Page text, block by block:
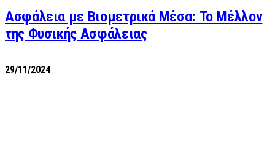
Ασφάλεια με Βιομετρικά Μέσα: Το Μέλλον
της Φυσικής Ασφάλειας
29/11/2024